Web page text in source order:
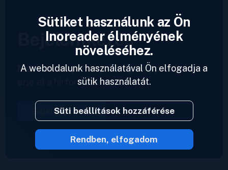
Bejelentkezés
Már van fiókja? Adjon meg egy profilt és
érje el a hírforrásait azonnal.
Bejelentkezés
2023 © Inoreader
Sütiket használunk az Ön
Inoreader élményének
növeléséhez.
A weboldalunk használatával Ön elfogadja a
sütik használatát.
Süti beállítások hozzáférése
Rendben, elfogadom